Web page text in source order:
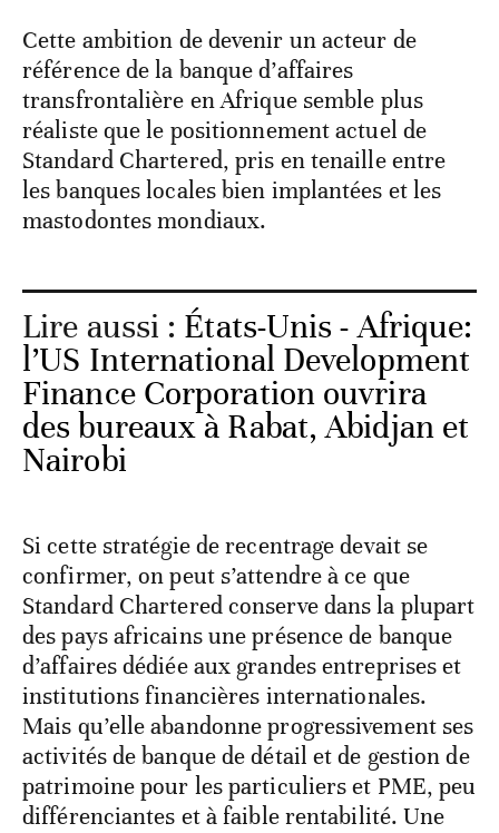
Cette ambition de devenir un acteur de
référence de la banque d’affaires
transfrontalière en Afrique semble plus
réaliste que le positionnement actuel de
Standard Chartered, pris en tenaille entre
les banques locales bien implantées et les
mastodontes mondiaux.
Lire aussi : États-Unis - Afrique:
l’US International Development
Finance Corporation ouvrira
des bureaux à Rabat, Abidjan et
Nairobi
Si cette stratégie de recentrage devait se
confirmer, on peut s’attendre à ce que
Standard Chartered conserve dans la plupart
des pays africains une présence de banque
d’affaires dédiée aux grandes entreprises et
institutions financières internationales.
Mais qu’elle abandonne progressivement ses
activités de banque de détail et de gestion de
patrimoine pour les particuliers et PME, peu
différenciantes et à faible rentabilité. Une